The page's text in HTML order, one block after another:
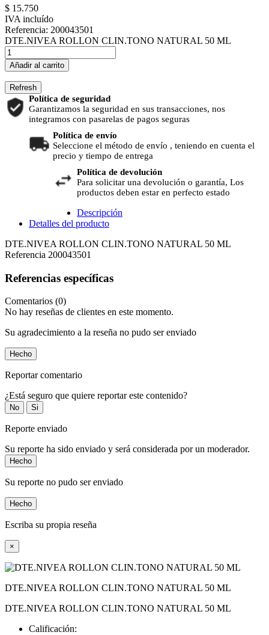
$ 15.750
IVA incluído
Referencia: 200043501
DTE.NIVEA ROLLON CLIN.TONO NATURAL 50 ML
Añadir al carrito
Política de seguridad
Garantizamos la seguridad en sus transacciones, nos
integramos con pasarelas de pagos seguras
Política de envío
Seleccione el método de envío , teniendo en cuenta el
precio y tiempo de entrega
Política de devolución
Para solicitar una devolución o garantía, Los
productos deben estar en perfecto estado
Descripción
Detalles del producto
DTE.NIVEA ROLLON CLIN.TONO NATURAL 50 ML
Referencia 200043501
Referencias específicas
Comentarios (0)
No hay reseñas de clientes en este momento.
Su agradecimiento a la reseña no pudo ser enviado
Hecho
Reportar comentario
¿Está seguro que quiere reportar este contenido?
No Si
Reporte enviado
Su reporte ha sido enviado y será considerada por un moderador.
Hecho
Su reporte no pudo ser enviado
Hecho
Escriba su propia reseña
×
DTE.NIVEA ROLLON CLIN.TONO NATURAL 50 ML
DTE.NIVEA ROLLON CLIN.TONO NATURAL 50 ML
Calificación: